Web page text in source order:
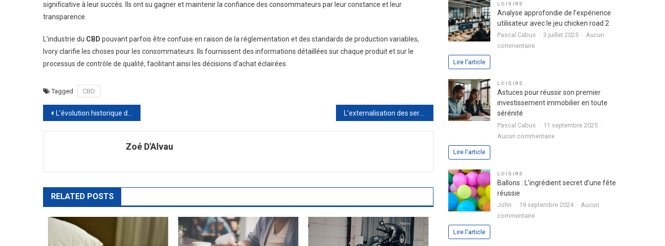
significative à leur succès. Ils ont su gagner et maintenir la confiance des consommateurs par leur constance et leur
transparence.
L’industrie du CBD pouvant parfois être confuse en raison de la réglementation et des standards de production variables,
Ivory clarifie les choses pour les consommateurs. Ils fournissent des informations détaillées sur chaque produit et sur le
processus de contrôle de qualité, facilitant ainsi les décisions d’achat éclairées.
Tagged CBD
Navigation
de
L’évolution historique de l’aide humanitaire et ses fondements éthiques L’externalisation des services RH : un levier de croissance pour les startups
Zoé D'Alvau
RELATED POSTS
exprimer
votre
passion
LOISIRS
Analyse approfondie de l’expérience
utilisateur avec le jeu chicken road 2
Pascal Cabus 3 juillet 2025
Aucun
commentairesur
l’expérience
utilisateur
Lire l'article
LOISIRS
Astuces pour réussir son premier
investissement immobilier en toute
sérénité
Pascal Cabus
11 septembre 2025
Aucun commentairesur
son
Lire l'article
LOISIRS
Ballons : L’ingrédient secret d’une fête
réussie
John 19 septembre 2024
Aucun
commentairesur
Lire l'article